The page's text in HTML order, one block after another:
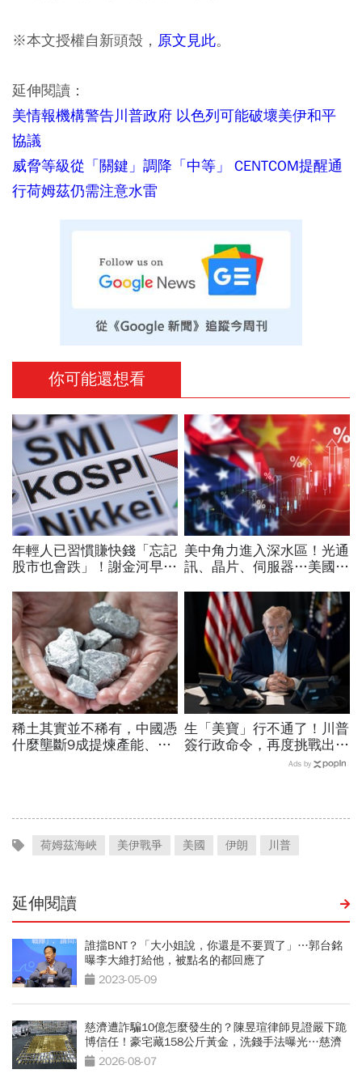
※本文授權自新頭殼， 原文見此。
延伸閱讀：
美情報機構警告川普政府 以色列可能破壞美伊和平
協議
威脅等級從「關鍵」調降「中等」 CENTCOM提醒通
行荷姆茲仍需注意水雷
你可能還想看
年輕人已習慣賺快錢「忘記
股市也會跌」！謝金河早一
出事：根本把投資人丟火坑
美中角力進入深水區！光通
訊、晶片、伺服器…美國制
「這類人」處境危險又困難
稀土其實並不稀有，中國憑
什麼壟斷9成提煉產能、掐
生「美寶」行不通了！川普
簽行政命令，再度挑戰出生
公民權、打擊生育旅遊：不
Ads by
荷姆茲海峽 美伊戰爭 美國 伊朗 川普
延伸閱讀
誰擋BNT？「大小姐說，你還是不要買了」…郭台銘
曝李大維打給他，被點名的都回應了
2023-05-09
慈濟遭詐騙10億怎麼發生的？陳昱瑄律師見證嚴下跪
博信任！豪宅藏158公斤黃金，洗錢手法曝光…慈濟
回應了
2026-08-07